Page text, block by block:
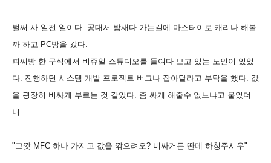
벌써 사 일전 일이다. 공대서 밤새다 가는길에 마스터이로 캐리나 해볼
까 하고 PC방을 갔다.
피씨방 한 구석에서 비쥬얼 스튜디오를 들여다 보고 있는 노인이 있었
다. 진행하던 시스템 개발 프로젝트 버그나 잡아달라고 부탁을 했다. 값
을 굉장히 비싸게 부르는 것 같았다. 좀 싸게 해줄수 없느냐고 물었더
니
"그깟 MFC 하나 가지고 값을 깎으려오? 비싸거든 딴데 하청주시우"